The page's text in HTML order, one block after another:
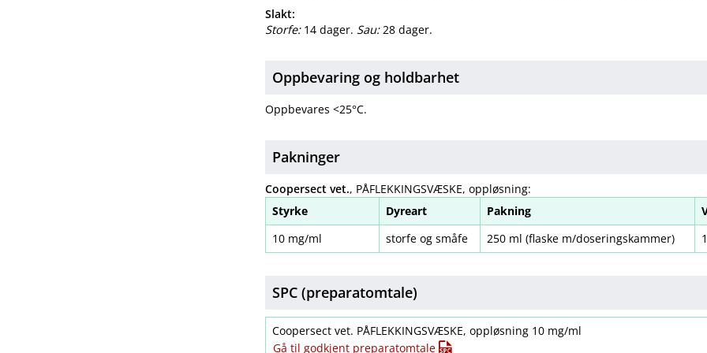
Slakt:
Storfe:14 dager. Sau:28 dager.
Oppbevaring og holdbarhet
Oppbevares <25°C.
Pakninger
Coopersect vet., PÅFLEKKINGSVÆSKE, oppløsning:
Styrke
Dyreart Pakning
10 mg/ml
storfe og småfe 250 ml (flaske m​/​doseringskammer)
SPC (preparatomtale)
Coopersect vet. PÅFLEKKINGSVÆSKE, oppløsning 10 mg/ml
Gå til godkjent preparatomtale